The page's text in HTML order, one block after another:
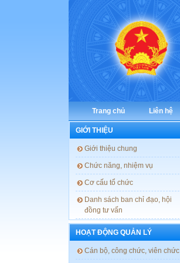
Trang chủ Liên hệ
GIỚI THIỆU
giới thiệu chung
chức năng, nhiệm vụ
cơ cấu tổ chức
danh sách ban chỉ đạo, hội
đồng tư vấn
HOẠT ĐỘNG QUẢN LÝ
cán bộ, công chức, viên chức